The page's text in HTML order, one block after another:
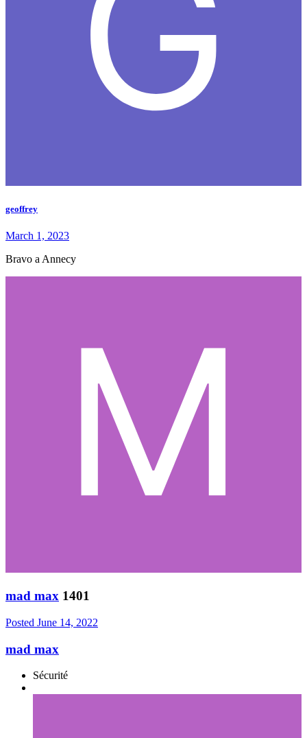
geoffrey
March 1, 2023
Bravo a Annecy
mad max 1401
Posted June 14, 2022
mad max
Sécurité